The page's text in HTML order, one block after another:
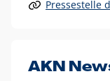
Alle anderen Logo-
Diese Ausnahmen
Pressestelle
AKN